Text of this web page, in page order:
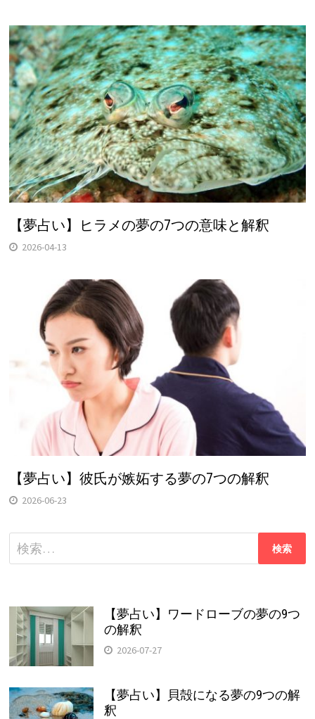
【夢占い】ヒラメの夢の7つの意味と解釈
2026-04-13
【夢占い】彼氏が嫉妬する夢の7つの解釈
2026-06-23
検
索:
【夢占い】ワードローブの夢の9つ
の解釈
2026-07-27
【夢占い】貝殻になる夢の9つの解
釈